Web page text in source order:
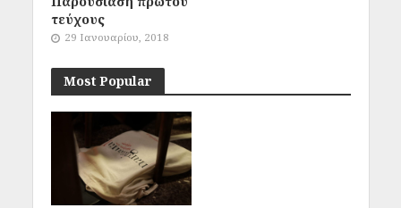
τεύχους
29 Ιανουαρίου, 2018
Most Popular